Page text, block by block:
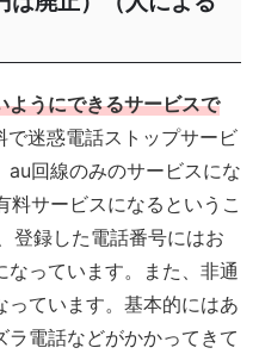
ようにできるサービスで
迷惑電話ストップサービ
au回線のみのサービスにな
料サービスになるというこ
登録した電話番号にはお
っています。また、非通
ています。基本的にはあ
ラ電話などがかかってきて